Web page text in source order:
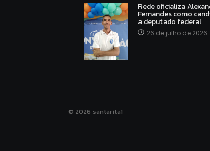
Rede oficializa
Fernandes como
a deputado federal
26 de julho de 2026
© 2026 santarita1